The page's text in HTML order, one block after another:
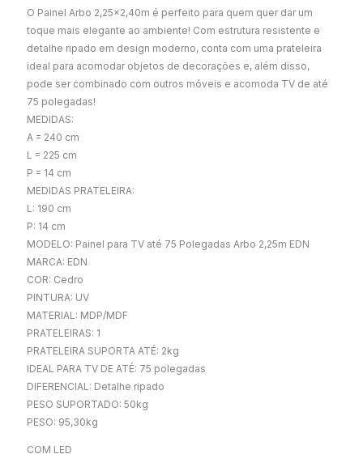
EDN.
quantidade
O Painel Arbo 2,25×2,40m é perfeito para quem quer dar um
toque mais elegante ao ambiente! Com estrutura resistente e
detalhe ripado em design moderno, conta com uma prateleira
ideal para acomodar objetos de decorações e, além disso,
pode ser combinado com outros móveis e acomoda TV de até
75 polegadas!
MEDIDAS:
A = 240 cm
L = 225 cm
P = 14 cm
MEDIDAS PRATELEIRA:
L: 190 cm
P: 14 cm
MODELO: Painel para TV até 75 Polegadas Arbo 2,25m EDN
MARCA: EDN
COR: Cedro
PINTURA: UV
MATERIAL: MDP/MDF
PRATELEIRAS: 1
PRATELEIRA SUPORTA ATÉ: 2kg
IDEAL PARA TV DE ATÉ: 75 polegadas
DIFERENCIAL: Detalhe ripado
PESO SUPORTADO: 50kg
PESO: 95,30kg
COM LED